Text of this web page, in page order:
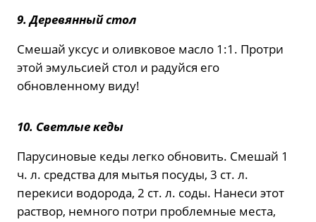
9. Деревянный стол
Смешай уксус и оливковое масло 1:1. Протри
этой эмульсией стол и радуйся его
обновленному виду!
10. Светлые кеды
Парусиновые кеды легко обновить. Смешай 1
ч. л. средства для мытья посуды, 3 ст. л.
перекиси водорода, 2 ст. л. соды. Нанеси этот
раствор, немного потри проблемные места,